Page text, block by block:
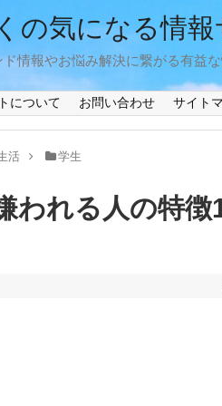
の気になる情報
情報やお悩み解決に繋がる有益
について お問い合わせ サイト
活 学生
われる人の特